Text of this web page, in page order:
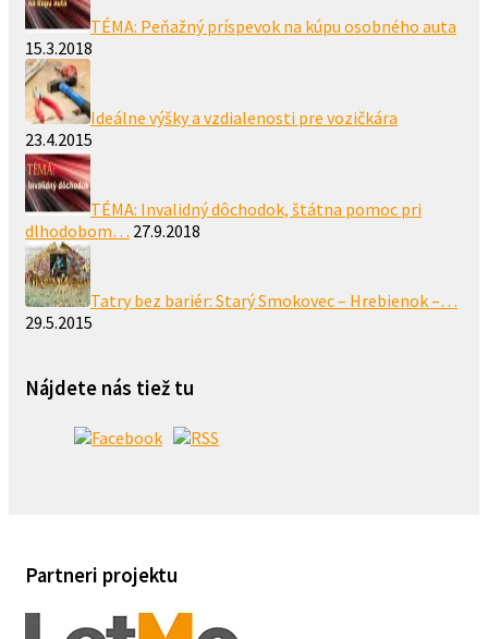
TÉMA: Peňažný príspevok na kúpu osobného auta
15.3.2018
Ideálne výšky a vzdialenosti pre vozičkára
23.4.2015
TÉMA: Invalidný dôchodok, štátna pomoc pri
dlhodobom… 27.9.2018
Tatry bez bariér: Starý Smokovec – Hrebienok –…
29.5.2015
Nájdete nás tiež tu
Partneri projektu